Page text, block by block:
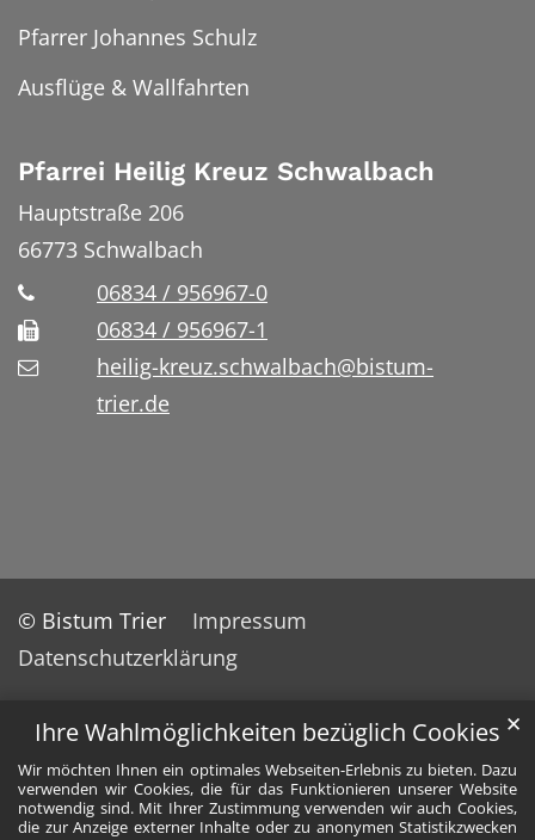
Ihre Wahlmöglichkeiten bezüglich Cookies
Wir möchten Ihnen ein optimales Webseiten-Erlebnis zu bieten. Dazu
verwenden wir Cookies, die für das Funktionieren unserer Website
notwendig sind. Mit Ihrer Zustimmung verwenden wir auch Cookies,
die zur Anzeige externer Inhalte oder zu anonymen Statistikzwecken
✕
Pfarrer Johannes Schulz
Ausflüge & Wallfahrten
Pfarrei Heilig Kreuz Schwalbach
Hauptstraße 206
66773 Schwalbach
06834 / 956967-0
06834 / 956967-1
heilig-kreuz.schwalbach@bistum-
trier.de
© Bistum Trier
Impressum
Datenschutzerklärung